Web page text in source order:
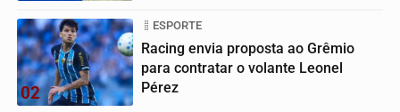
02
ESPORTE
Racing envia proposta ao Grêmio
para contratar o volante Leonel
Pérez